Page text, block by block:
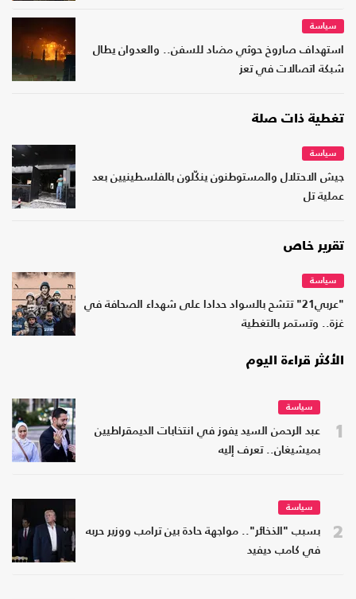
سياسة
استهداف صاروخ حوثي مضاد للسفن.. والعدوان يطال
شبكة اتصالات في تعز
تغطية ذات صلة
سياسة
جيش الاحتلال والمستوطنون ينكّلون بالفلسطينيين بعد
عملية تل
تقرير خاص
سياسة
"عربي21" تتشح بالسواد حدادا على شهداء الصحافة في
غزة.. وتستمر بالتغطية
الأكثر قراءة اليوم
1
سياسة
عبد الرحمن السيد يفوز في انتخابات الديمقراطيين
بميشيغان.. تعرف إليه
2
سياسة
بسبب "الذخائر".. مواجهة حادة بين ترامب ووزير حربه
في كامب ديفيد